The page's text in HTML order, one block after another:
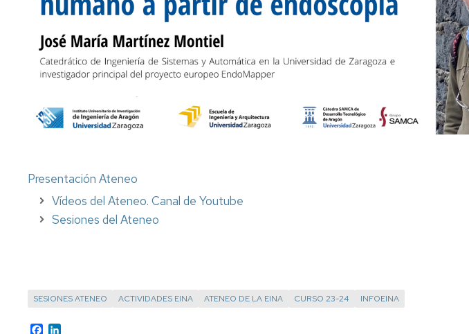
Registrar's
Office
appointment
Presentación Ateneo
Vídeos del Ateneo. Canal de Youtube
Sesiones del Ateneo
SESIONES ATENEO ACTIVIDADES EINA ATENEO DE LA EINA CURSO 23-24 INFOEINA
Facebook